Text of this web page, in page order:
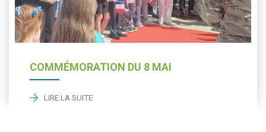
COMMÉMORATION DU 8 MAI
LIRE LA SUITE